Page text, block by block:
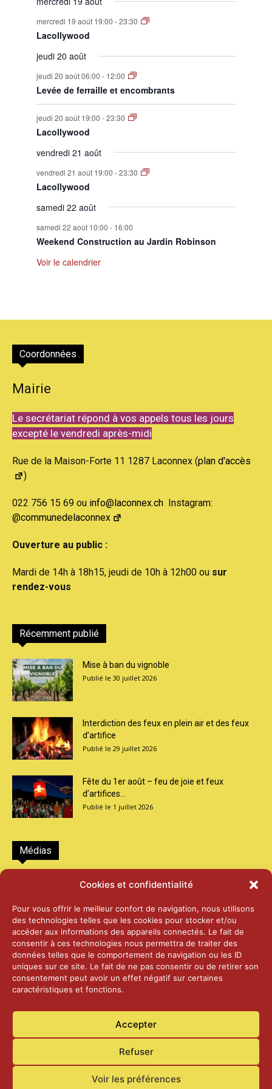
Cookies et confidentialité
Pour vous offrir le meilleur confort de navigation, nous utilisons
des technologies telles que les cookies pour stocker et/ou
accéder aux informations des appareils connectés. Le fait de
consentir à ces technologies nous permettra de traiter des
données telles que le comportement de navigation ou les ID
uniques sur ce site. Le fait de ne pas consentir ou de retirer son
consentement peut avoir un effet négatif sur certaines
caractéristiques et fonctions.
Accepter
Refuser
Voir les préférences
mercredi 19 août 19:00 -23:30
Lacollywood
jeudi 20 août
jeudi 20 août 06:00 - 12:00
Levée de ferraille et encombrants
jeudi 20 août 19:00 -23:30
Lacollywood
vendredi 21 août
vendredi 21 août 19:00 -23:30
Lacollywood
samedi 22 août
samedi 22 août 10:00 - 16:00
Weekend Construction au Jardin Robinson
Voir le calendrier
Coordonnées
Mairie
Le secrétariat répond à vos appels tous les jours
excepté le vendredi après-midi
Rue de la Maison-Forte 11 1287 Laconnex (plan d'accès
)
022 756 15 69 ou info@laconnex.ch Instagram:
@communedelaconnex
Ouverture au public :
Mardi de 14h à 18h15, jeudi de 10h à 12h00 ou sur
rendez-vous
Récemment publié
Mise à ban du vignoble
30 juillet 2026
Interdiction des feux en plein air et des feux
d’artifice
29 juillet 2026
Fête du 1er août – feu de joie et feux
d’artifices...
1 juillet 2026
Médias
2026 – Laiterie d’Orsières et Abbaye de St-
25 juin 2026
2025 – Palais Fédéral – Berne
25 juin 2026
14 janvier 2025
Actualités Contact Confidentialité